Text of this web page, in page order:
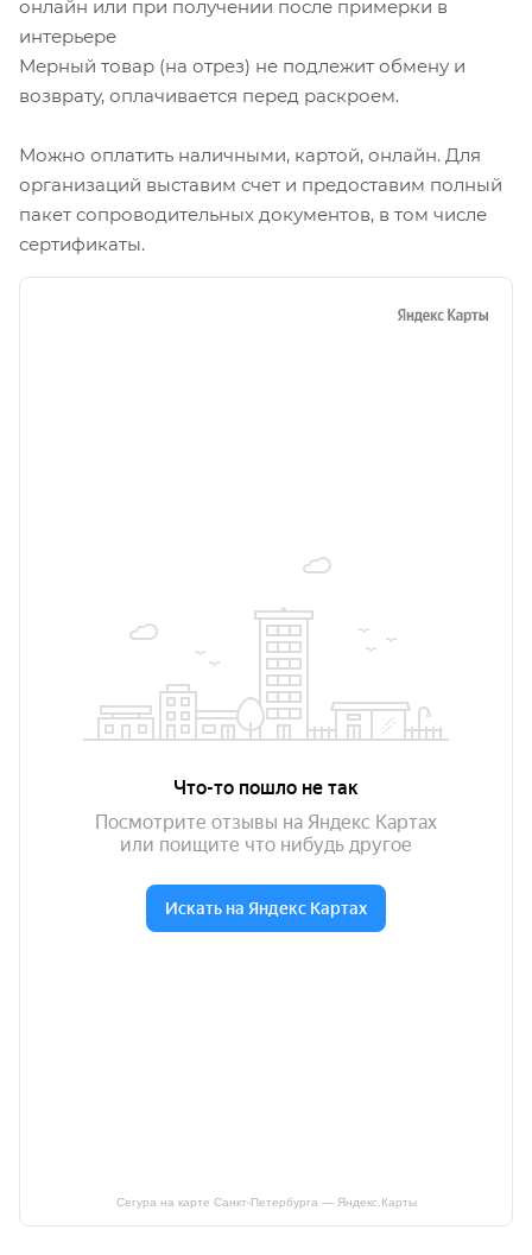
онлайн или при получении после примерки в
интерьере
Мерный товар (на отрез) не подлежит обмену и
возврату, оплачивается перед раскроем.
Можно оплатить наличными, картой, онлайн. Для
организаций выставим счет и предоставим полный
пакет сопроводительных документов, в том числе
сертификаты.
Сегура на карте Санкт‑Петербурга — Яндекс.Карты